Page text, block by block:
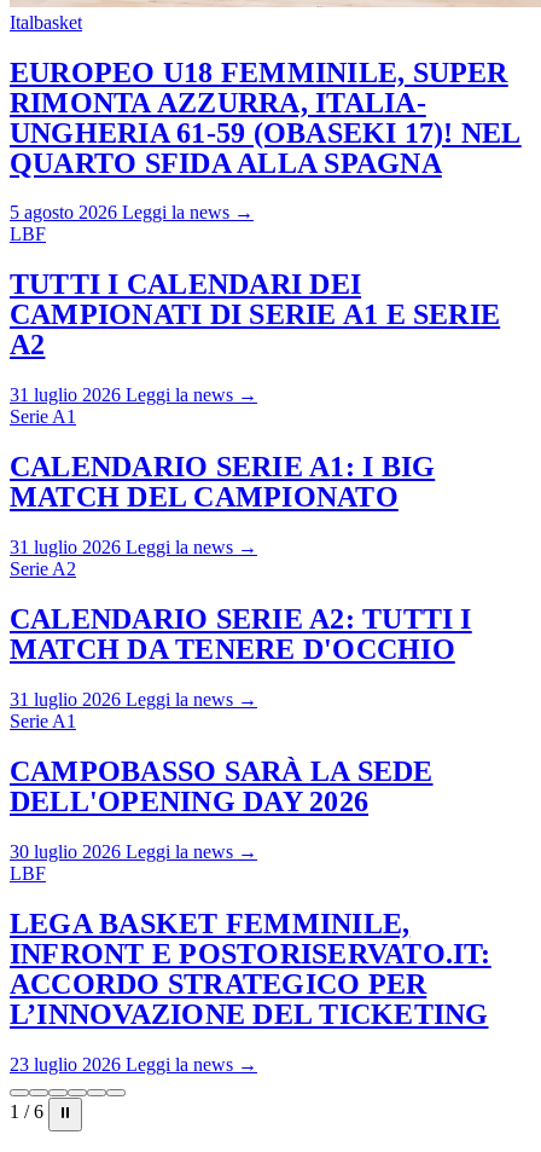
Italbasket
EUROPEO U18 FEMMINILE, SUPER
RIMONTA AZZURRA, ITALIA-
UNGHERIA 61-59 (OBASEKI 17)! NEL
QUARTO SFIDA ALLA SPAGNA
5 agosto 2026 Leggi la news →
LBF
TUTTI I CALENDARI DEI
CAMPIONATI DI SERIE A1 E SERIE
A2
31 luglio 2026 Leggi la news →
Serie A1
CALENDARIO SERIE A1: I BIG
MATCH DEL CAMPIONATO
31 luglio 2026 Leggi la news →
Serie A2
CALENDARIO SERIE A2: TUTTI I
MATCH DA TENERE D'OCCHIO
31 luglio 2026 Leggi la news →
Serie A1
CAMPOBASSO SARÀ LA SEDE
DELL'OPENING DAY 2026
30 luglio 2026 Leggi la news →
LBF
LEGA BASKET FEMMINILE,
INFRONT E POSTORISERVATO.IT:
ACCORDO STRATEGICO PER
L’INNOVAZIONE DEL TICKETING
23 luglio 2026 Leggi la news →
1 / 6 ⏸